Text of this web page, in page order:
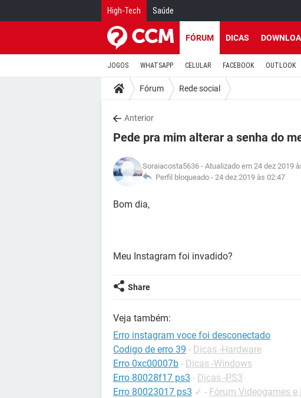
High-Tech Saúde
FÓRUM DICAS
JOGOS WHATSAPP CELULAR FACEBOOK OUTLOOK
Fórum Rede social
Anterior
Pede pra mim alterar a senha do
Soraiacosta5636 - Atualizado em 24 dez 2019
Perfil bloqueado - 24 dez 2019 às 02:47
Bom dia,
Meu Instagram foi invadido?
Share
Veja também:
Erro instagram voce foi desconectado
Codigo de erro 39 - Dicas -Hardware
Erro 0xc00007b - Dicas -Windows
Erro 80028f17 ps3 - Dicas -PS3
Erro 80023017 ps3 ✓ - Fórum Videogames